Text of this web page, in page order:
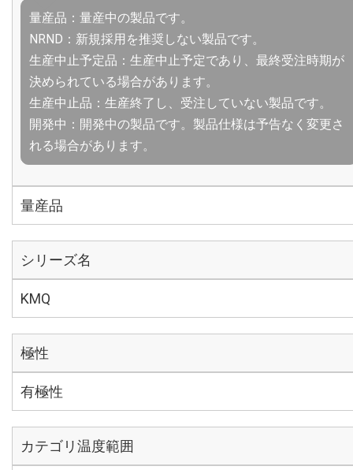
量産品：量産中の製品です。
NRND：新規採用を推奨しない製品です。
生産中止予定品：生産中止予定であり、最終受注時期が
決められている場合があります。
生産中止品：生産終了し、受注していない製品です。
開発中：開発中の製品です。製品仕様は予告なく変更さ
れる場合があります。
量産品
シリーズ名
KMQ
極性
有極性
カテゴリ温度範囲